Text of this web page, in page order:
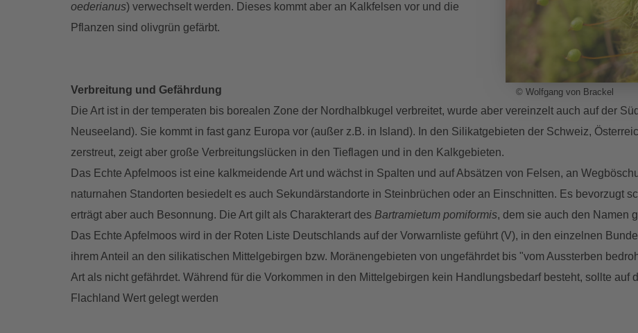
© Wolfgang von Brackel
oederianus) verwechselt werden. Dieses kommt aber an Kalkfelsen vor und die
Pflanzen sind olivgrün gefärbt.
Verbreitung und Gefährdung
Die Art ist in der temperaten bis borealen Zone der Nordhalbkugel verbreitet, wurde aber vereinzelt auch auf der
Neuseeland). Sie kommt in fast ganz Europa vor (außer z.B. in Island). In den Silikatgebieten der Schweiz,
zerstreut, zeigt aber große Verbreitungslücken in den Tieflagen und in den Kalkgebieten.
Das Echte Apfelmoos ist eine kalkmeidende Art und wächst in Spalten und auf Absätzen von Felsen, an
naturnahen Standorten besiedelt es auch Sekundärstandorte in Steinbrüchen oder an Einschnitten. Es bevorzugt
erträgt aber auch Besonnung. Die Art gilt als Charakterart des Bartramietum pomiformis, dem sie auch den Namen
Das Echte Apfelmoos wird in der Roten Liste Deutschlands auf der Vorwarnliste geführt (V), in den einzelnen
ihrem Anteil an den silikatischen Mittelgebirgen bzw. Moränengebieten von ungefährdet bis "vom Aussterben
Art als nicht gefährdet. Während für die Vorkommen in den Mittelgebirgen kein Handlungsbedarf besteht, sollte auf
Flachland Wert gelegt werden